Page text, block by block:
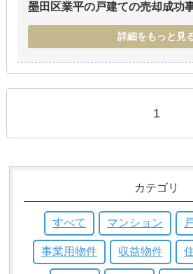
墨田区業平の戸建ての売却成功
詳細をもっと見
1
カテゴリ
すべて マンション
事業用物件 収益物件